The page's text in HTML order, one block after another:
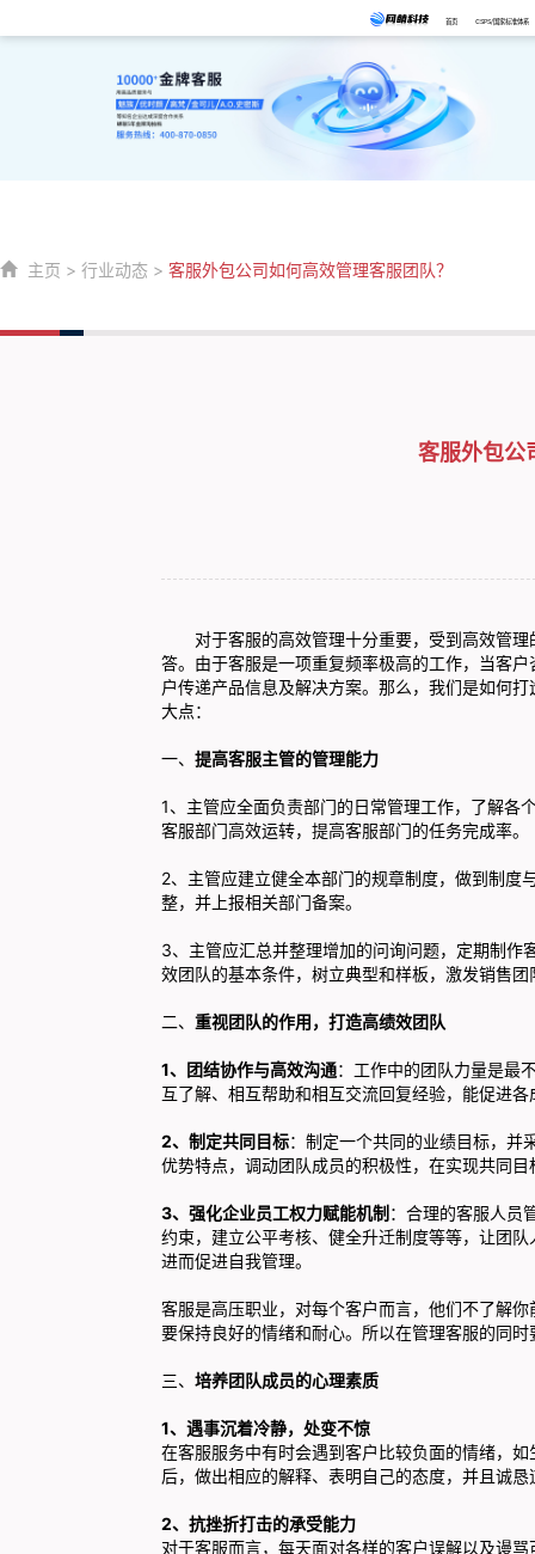
首页 CSPS/国家标准体系
主页 > 行业动态 > 客服外包公司如何高效管理客服团队？
客服外包公
对于客服的高效管理十分重要，受到高效管理
答。由于客服是一项重复频率极高的工作，当客
户传递产品信息及解决方案。那么，我们是如何
大点：
一、 提高客服主管的管理能力
1、主管应全面负责部门的日常管理工作，了解各
客服部门高效运转，提高客服部门的任务完成率。
2、主管应建立健全本部门的规章制度，做到制度
整，并上报相关部门备案。
3、主管应汇总并整理增加的问询问题，定期制作
效团队的基本条件，树立典型和样板，激发销售
二、 重视团队的作用， 打造高绩效团队
1、团结协作与高效沟通：工作中的团队力量是最
互了解、相互帮助和相互交流回复经验，能促进
2、制定共同目标：制定一个共同的业绩目标，并
优势特点，调动团队成员的积极性，在实现共同
3、强化企业员工权力赋能机制 ：合理的客服人员
约束，建立公平考核、健全升迁制度等等，让团
进而促进自我管理。
客服是高压职业，对每个客户而言，他们不了解
要保持良好的情绪和耐心。所以在管理客服的同
三、 培养团队成员的心理素质
1、遇事沉着冷静，处变不惊
在客服服务中有时会遇到客户比较负面的情绪，
后，做出相应的解释、表明自己的态度，并且诚
2、抗挫折打击的承受能力
对于客服而言，每天面对各样的客户误解以及谩